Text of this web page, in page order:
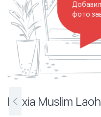
фото
Linxia Muslim